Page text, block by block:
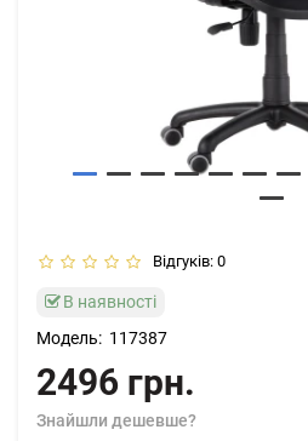
Відгуків: 0
В наявності
Модель: 117387
2496 грн.
Знайшли дешевше?